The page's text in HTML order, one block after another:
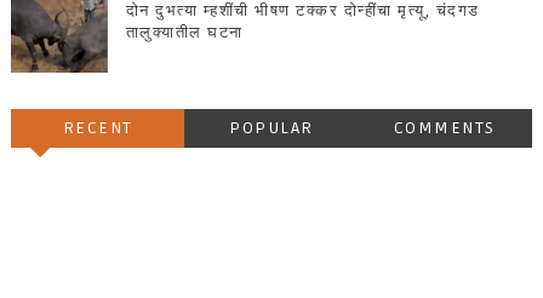
दोन दुभत्या म्हशींची भीषण टक्कर दोन्हींचा मृत्यू, चंदगड
तालुक्यातील घटना
RECENT POPULAR COMMENTS